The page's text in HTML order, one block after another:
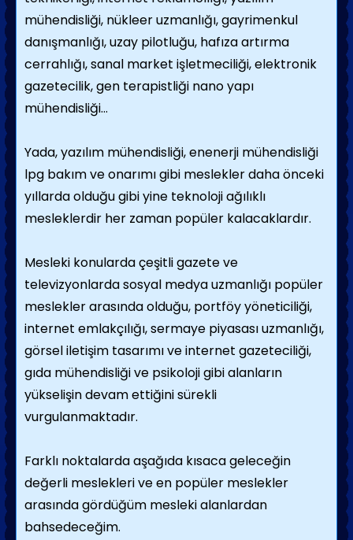
mühendisliği, nükleer uzmanlığı, gayrimenkul
danışmanlığı, uzay pilotluğu, hafıza artırma
cerrahlığı, sanal market işletmeciliği, elektronik
gazetecilik, gen terapistliği nano yapı
mühendisliği…
Yada, yazılım mühendisliği, enenerji mühendisliği
lpg bakım ve onarımı gibi meslekler daha önceki
yıllarda olduğu gibi yine teknoloji ağılıklı
mesleklerdir her zaman popüler kalacaklardır.
Mesleki konularda çeşitli gazete ve
televizyonlarda sosyal medya uzmanlığı popüler
meslekler arasında olduğu, portföy yöneticiliği,
internet emlakçılığı, sermaye piyasası uzmanlığı,
görsel iletişim tasarımı ve internet gazeteciliği,
gıda mühendisliği ve psikoloji gibi alanların
yükselişin devam ettiğini sürekli
vurgulanmaktadır.
Farklı noktalarda aşağıda kısaca geleceğin
değerli meslekleri ve en popüler meslekler
arasında gördüğüm mesleki alanlardan
bahsedeceğim.